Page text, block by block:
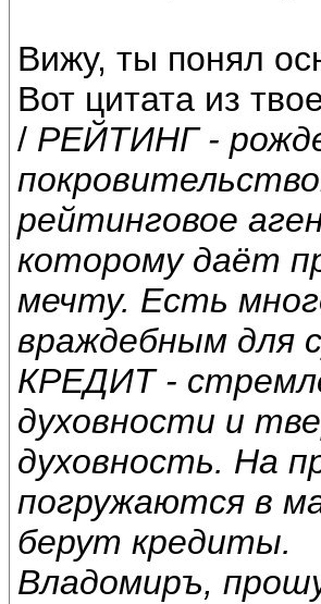
Вижу, ты понял
Вот цитата из
/ РЕЙТИНГ -
рейтинговое
которому даёт
мечту. Есть
враждебным для
КРЕДИТ -
духовности и
духовность. На
погружаются в
берут кредиты.
Владомиръ,